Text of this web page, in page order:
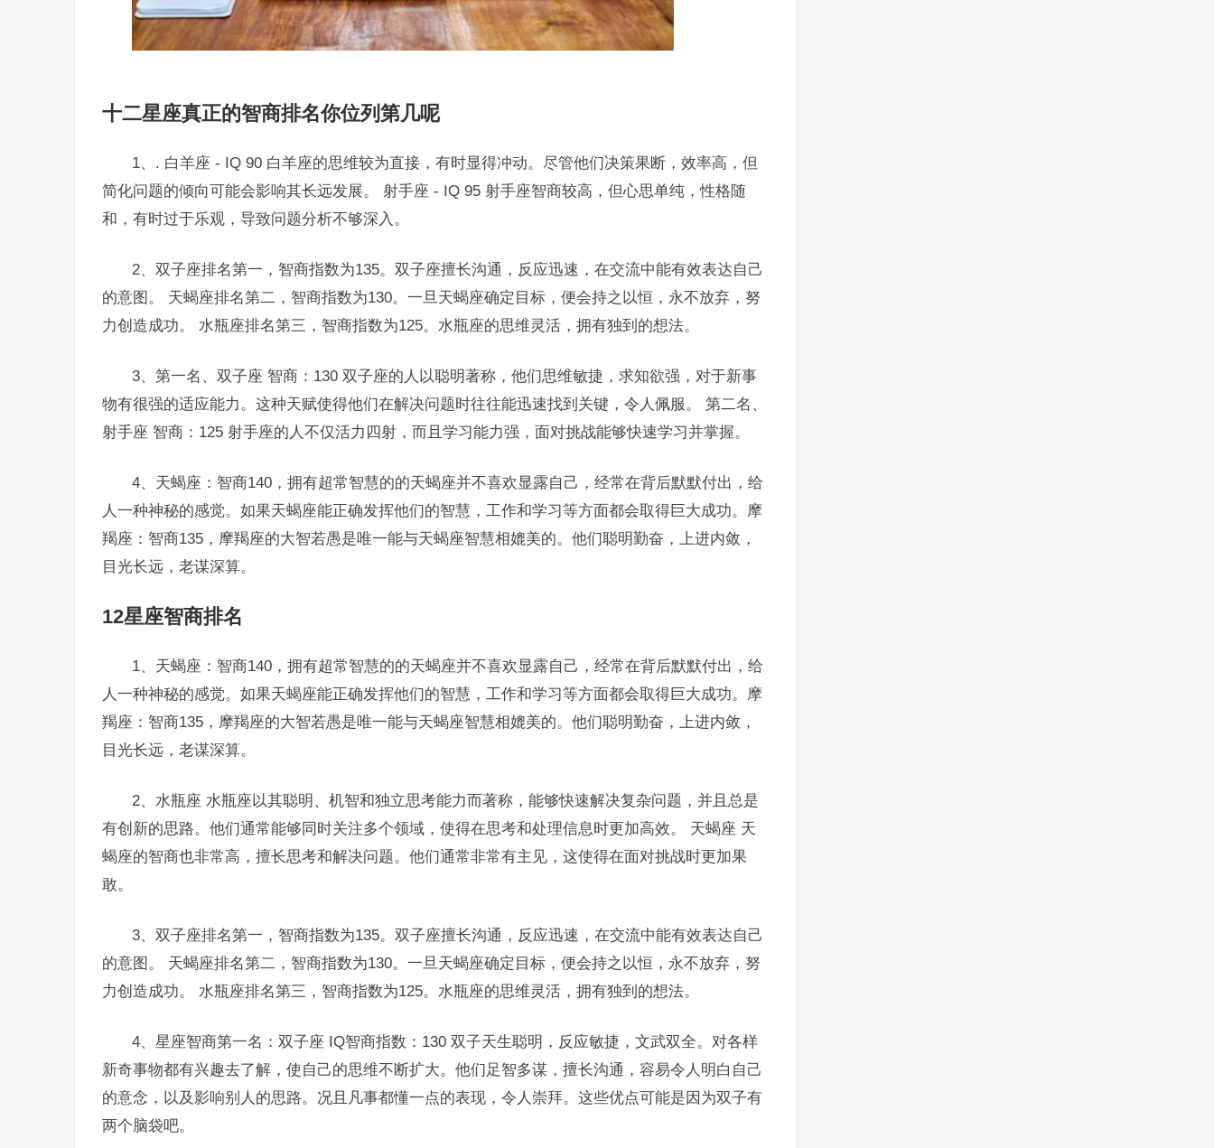
十二星座真正的智商排名你位列第几呢
1、. 白羊座 - IQ 90 白羊座的思维较为直接，有时显得冲动。尽管他们决策果断，效率高，但
简化问题的倾向可能会影响其长远发展。 射手座 - IQ 95 射手座智商较高，但心思单纯，性格随
和，有时过于乐观，导致问题分析不够深入。
2、双子座排名第一，智商指数为135。双子座擅长沟通，反应迅速，在交流中能有效表达自己
的意图。 天蝎座排名第二，智商指数为130。一旦天蝎座确定目标，便会持之以恒，永不放弃，努
力创造成功。 水瓶座排名第三，智商指数为125。水瓶座的思维灵活，拥有独到的想法。
3、第一名、双子座 智商：130 双子座的人以聪明著称，他们思维敏捷，求知欲强，对于新事
物有很强的适应能力。这种天赋使得他们在解决问题时往往能迅速找到关键，令人佩服。 第二名、
射手座 智商：125 射手座的人不仅活力四射，而且学习能力强，面对挑战能够快速学习并掌握。
4、天蝎座：智商140，拥有超常智慧的的天蝎座并不喜欢显露自己，经常在背后默默付出，给
人一种神秘的感觉。如果天蝎座能正确发挥他们的智慧，工作和学习等方面都会取得巨大成功。摩
羯座：智商135，摩羯座的大智若愚是唯一能与天蝎座智慧相媲美的。他们聪明勤奋，上进内敛，
目光长远，老谋深算。
12星座智商排名
1、天蝎座：智商140，拥有超常智慧的的天蝎座并不喜欢显露自己，经常在背后默默付出，给
人一种神秘的感觉。如果天蝎座能正确发挥他们的智慧，工作和学习等方面都会取得巨大成功。摩
羯座：智商135，摩羯座的大智若愚是唯一能与天蝎座智慧相媲美的。他们聪明勤奋，上进内敛，
目光长远，老谋深算。
2、水瓶座 水瓶座以其聪明、机智和独立思考能力而著称，能够快速解决复杂问题，并且总是
有创新的思路。他们通常能够同时关注多个领域，使得在思考和处理信息时更加高效。 天蝎座 天
蝎座的智商也非常高，擅长思考和解决问题。他们通常非常有主见，这使得在面对挑战时更加果
敢。
3、双子座排名第一，智商指数为135。双子座擅长沟通，反应迅速，在交流中能有效表达自己
的意图。 天蝎座排名第二，智商指数为130。一旦天蝎座确定目标，便会持之以恒，永不放弃，努
力创造成功。 水瓶座排名第三，智商指数为125。水瓶座的思维灵活，拥有独到的想法。
4、星座智商第一名：双子座 IQ智商指数：130 双子天生聪明，反应敏捷，文武双全。对各样
新奇事物都有兴趣去了解，使自己的思维不断扩大。他们足智多谋，擅长沟通，容易令人明白自己
的意念，以及影响别人的思路。况且凡事都懂一点的表现，令人崇拜。这些优点可能是因为双子有
两个脑袋吧。